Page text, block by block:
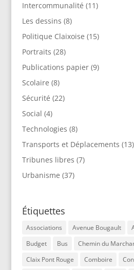
Intercommunalité (11)
Les dessins (8)
Politique Claixoise (15)
Portraits (28)
Publications papier(9)
Scolaire (8)
Sécurité (22)
Social (4)
Technologies (8)
Transports et Déplacements (13)
Tribunes libres (7)
Urbanisme (37)
Étiquettes
Associations Avenue Bougault
Budget
Bus Chemin du
Claix Pont Rouge
Comboire